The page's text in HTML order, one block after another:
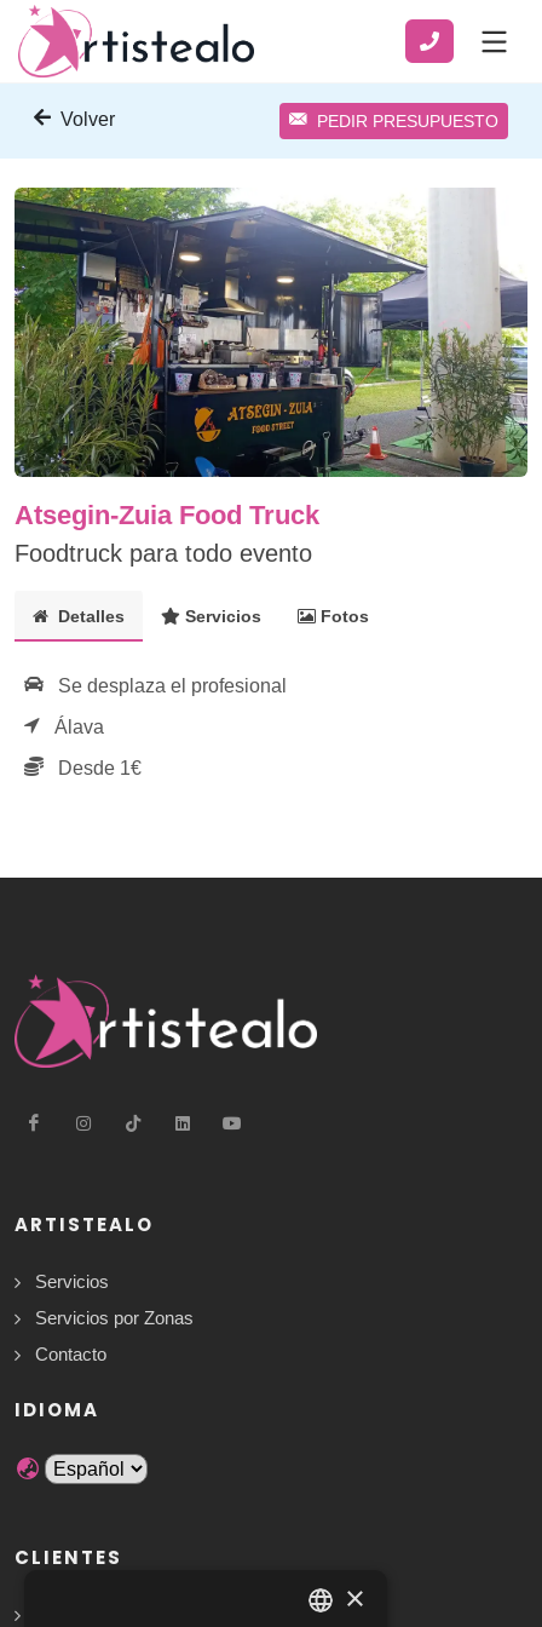
Volver PEDIR PRESUPUESTO
Atsegin-Zuia Food Truck
Foodtruck para todo evento
Detalles Servicios Fotos
Se desplaza el profesional
Álava
Desde 1€
ARTISTEALO
Servicios
Servicios por Zonas
Contacto
IDIOMA
CLIENTES
×